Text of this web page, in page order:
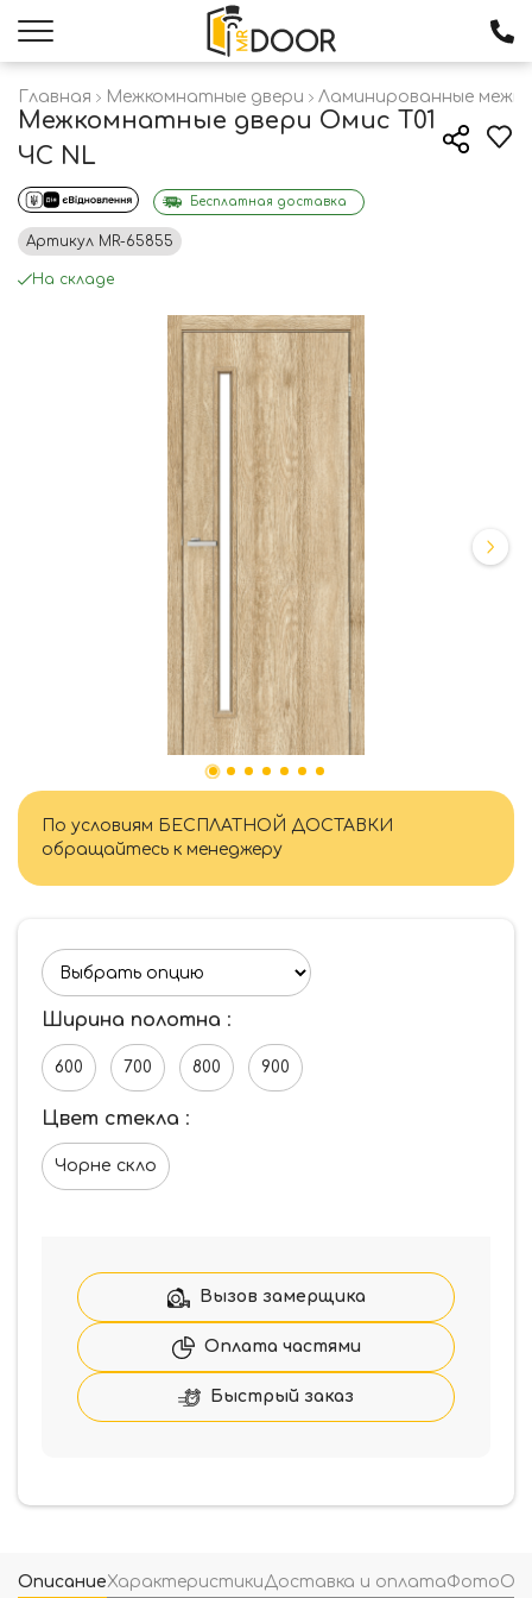
Главная Межкомнатные двери Ламинированные
Межкомнатные двери Омис T01
ЧС NL
Бесплатная доставка
Артикул MR-65855
На складе
По условиям БЕСПЛАТНОЙ ДОСТАВКИ
обращайтесь к менеджеру
Ширина полотна :
600 700 800 900
Цвет стекла :
Чорне скло
Вызов замерщика
Оплата частями
Быстрый заказ
ОписаниеХарактеристикиДоставка и оплатаФото